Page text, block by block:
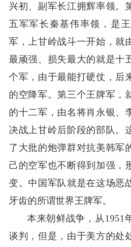
兴初、副军长江拥辉率领。
五军军长秦基伟率领，是
军，上甘岭战斗一开始，就
最顽强、损失最大的就是十
个军，由于最能打硬仗，后
的空降军。第三个王牌军，
的十二军，由名将肖 永银、
决战上甘岭后阶段的部队。
了大批的炮弹群对抗美韩军
己的空军也不断得到加强，
变。中国军队就是在这场恶
牙齿的所谓世界王牌军。
本来朝鲜战争，从1951
谈判，但是，由于美方的处